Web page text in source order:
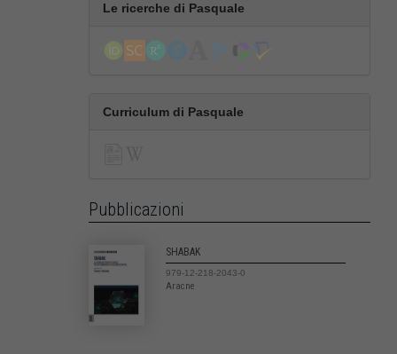
Le ricerche di Pasquale
Curriculum di Pasquale
Pubblicazioni
SHABAK
979-12-218-2043-0
Aracne